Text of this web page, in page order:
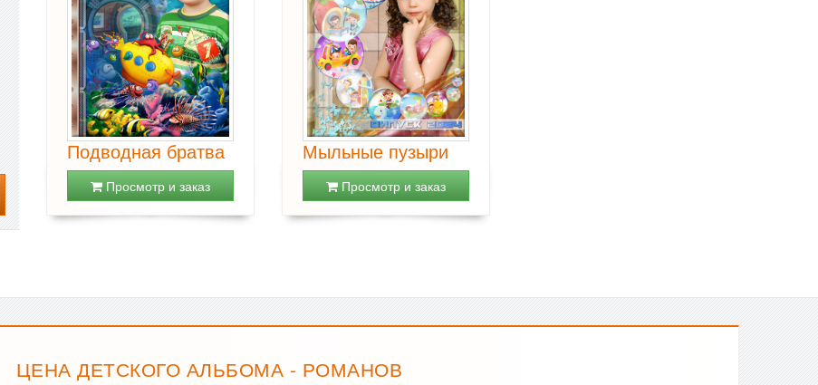
Подводная братва
Просмотр и заказ
Мыльные пузыри
Просмотр и заказ
ЦЕНА ДЕТСКОГО АЛЬБОМА - РОМАНОВ